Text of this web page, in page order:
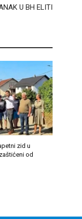
U BH ELITI
zid u
od